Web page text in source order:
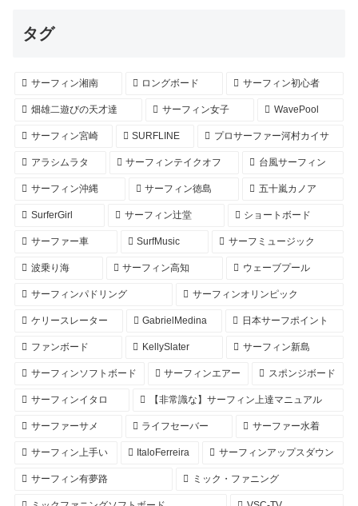
タグ
サーフィン湘南 ロングボード サーフィン初心者
畑雄二遊びの天才達 サーフィン女子 WavePool
サーフィン宮崎 SURFLINE プロサーファー河村カイサ
アラシムラタ サーフィンテイクオフ 台風サーフィン
サーフィン沖縄 サーフィン徳島 五十嵐カノア
SurferGirl サーフィン辻堂 ショートボード
サーファー車 SurfMusic サーフミュージック
波乗り海 サーフィン高知 ウェーブプール
サーフィンパドリング サーフィンオリンピック
ケリースレーター GabrielMedina 日本サーフポイント
ファンボード KellySlater サーフィン新島
サーフィンソフトボード サーフィンエアー スポンジボード
サーフィンイタロ 【非常識な】サーフィン上達マニュアル
サーファーサメ ライフセーバー サーファー水着
サーフィン上手い ItaloFerreira サーフィンアップスダウン
サーフィン有夢路 ミック・ファニング